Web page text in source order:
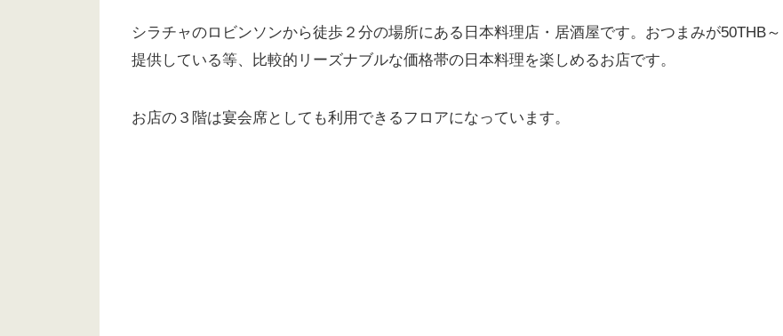
シラチャのロビンソンから徒歩２分の場所にある日本料理店・居酒屋です。おつまみが50THB～
提供している等、比較的リーズナブルな価格帯の日本料理を楽しめるお店です。
お店の３階は宴会席としても利用できるフロアになっています。